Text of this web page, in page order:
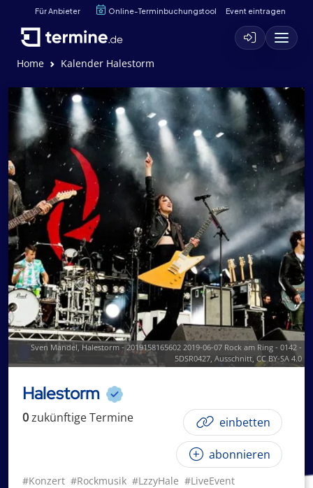
Für Anbieter Online-Terminbuchungstool Event eintragen
Home Kalender Halestorm
Sven Mandel, Halestorm - 2019158165602 2019-06-07 Rock am Ring - 0142 -
5DSR0427, Ausschnitt, CC BY-SA 4.0
Halestorm
0zukünftigeTermine einbetten
abonnieren
#Konzert #Rockmusik #LzzyHale #LiveEvent